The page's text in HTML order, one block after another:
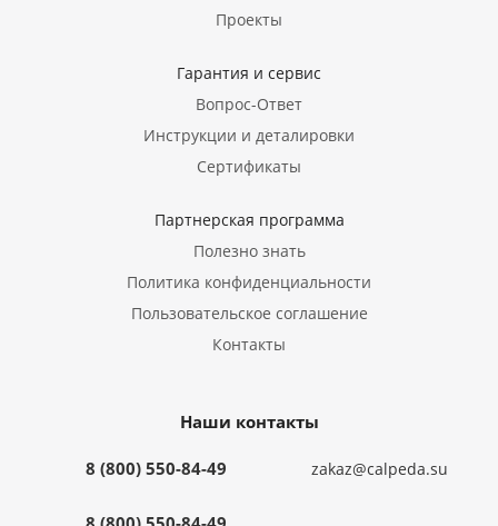
Проекты
Гарантия и сервис
Вопрос-Ответ
Инструкции и деталировки
Сертификаты
Партнерская программа
Полезно знать
Политика конфиденциальности
Пользовательское соглашение
Контакты
Наши контакты
8 (800) 550-84-49 zakaz@calpeda.su